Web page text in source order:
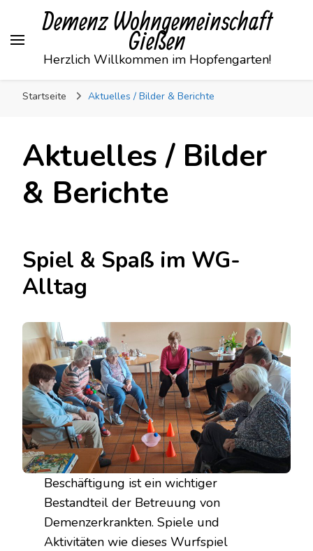
Demenz Wohngemeinschaft
Gießen
Herzlich Willkommen im Hopfengarten!
Startseite Aktuelles / Bilder & Berichte
Aktuelles / Bilder
& Berichte
Spiel & Spaß im WG-
Alltag
Beschäftigung ist ein wichtiger
Bestandteil der Betreuung von
Demenzerkrankten. Spiele und
Aktivitäten wie dieses Wurfspiel